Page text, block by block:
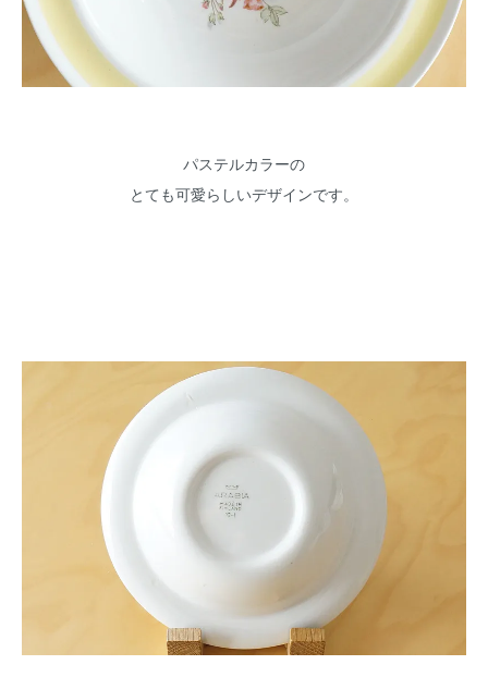
パステルカラーの
とても可愛らしいデザインです。